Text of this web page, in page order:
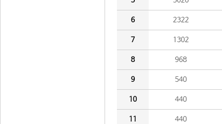
6 2322
7 1302
8 968
9 540
10 440
11 440